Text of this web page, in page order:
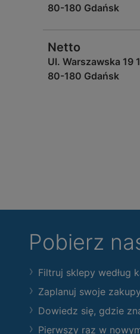
80-180 Gdańsk
Netto
Ul. Warszawska 19
80-180 Gdańsk
Pobierz
Filtruj sklepy według
Zaplanuj swoje
Dowiedz się, gdzie
Pierwszy raz w